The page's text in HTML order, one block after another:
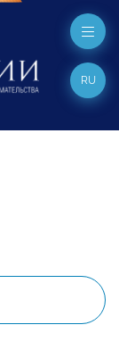
RU